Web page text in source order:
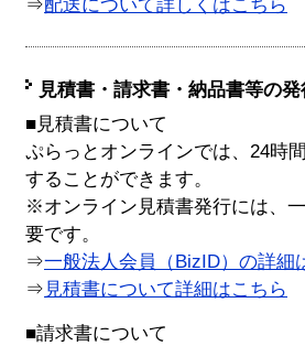
⇒配送について詳しくはこちら
見積書・請求書・納品書等の
■見積書について
ぷらっとオンラインでは、24時
することができます。
※オンライン見積書発行には、
要です。
⇒一般法人会員（BizID）の詳細
⇒ 見積書について詳細はこちら
■請求書について